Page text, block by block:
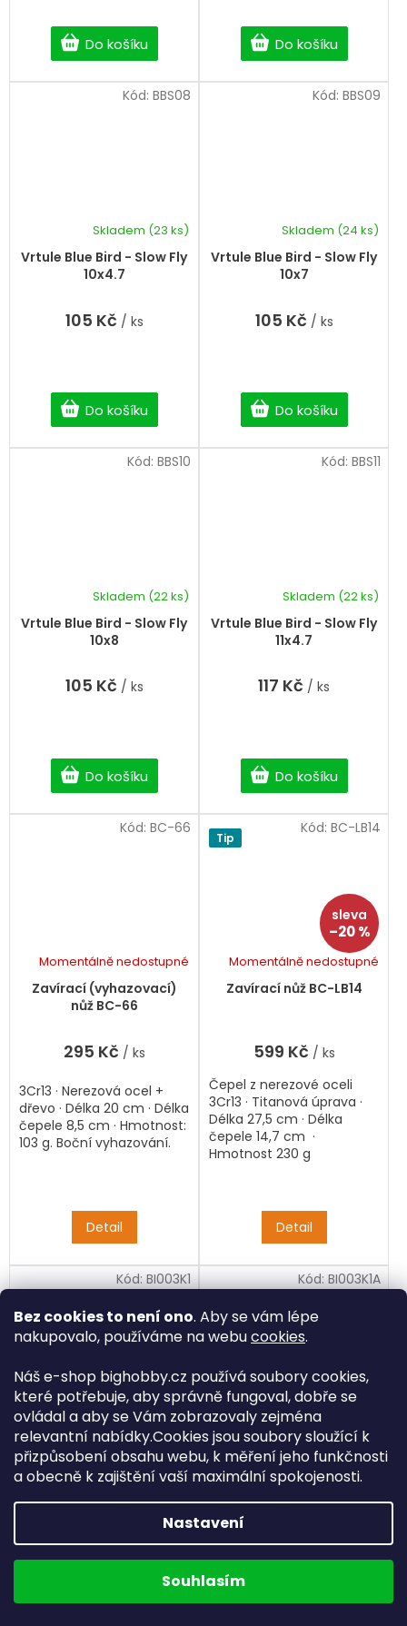
Bez cookies to není ono. Aby se vám lépe
nakupovalo, používáme na webucookies.
Náš e-shop bighobby.cz používá soubory cookies,
které potřebuje, aby správně fungoval, dobře se
ovládal a aby se Vám zobrazovaly zejména
relevantní nabídky.Cookies jsou soubory sloužící k
přizpůsobení obsahu webu, k měření jeho funkčnosti
a obecně k zajištění vaší maximální spokojenosti.
Nastavení
Souhlasím
Do košíku Do košíku
Vrtule Blue Bird - Slow Fly
10x4.7
Skladem (23 ks)
105 Kč / ks
Do košíku
Kód: BBS08
Vrtule Blue Bird - Slow Fly
10x7
Skladem (24 ks)
105 Kč / ks
Do košíku
Kód: BBS09
Vrtule Blue Bird - Slow Fly
10x8
Skladem (22 ks)
105 Kč / ks
Do košíku
Kód: BBS10
Vrtule Blue Bird - Slow Fly
11x4.7
Skladem (22 ks)
117 Kč / ks
Do košíku
Kód: BBS11
Zavírací (vyhazovací)
nůž BC-66
Momentálně nedostupné
295 Kč / ks
Detail
3Cr13 · Nerezová ocel +
dřevo · Délka 20 cm · Délka
čepele 8,5 cm · Hmotnost:
103 g. Boční vyhazování.
Kód: BC-66
Tip
–20 %
Zavírací nůž BC-LB14
Průměrné
hodnocení
hvězdiček.
Momentálně nedostupné
599 Kč / ks
Detail
Čepel z nerezové oceli
3Cr13 · Titanová úprava ·
Délka 27,5 cm · Délka
čepele 14,7 cm ·
Hmotnost 230 g
Kód: BC-LB14
Ocelové táhlo M2x25mm
Skladem(>50 ks)
17 Kč/ ks
Kód:BI003K1
Ocelové táhlo M2x30mm
Skladem
18 Kč/ ks
Kód:BI003K1A